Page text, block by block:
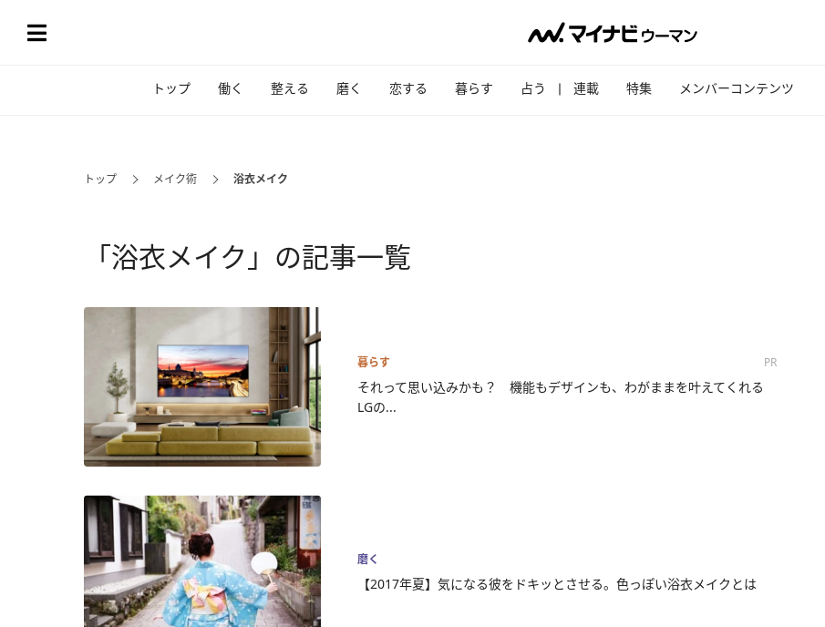
トップ 働く 整える 磨く 恋する 暮らす 占う 連載 特集 メンバーコンテンツ
トップ メイク術 浴衣メイク
「浴衣メイク」の記事一覧
暮らす PR
それって思い込みかも？ 機能もデザインも、わがままを叶えてくれる
LGの...
磨く
【2017年夏】気になる彼をドキッとさせる。色っぽい浴衣メイクとは